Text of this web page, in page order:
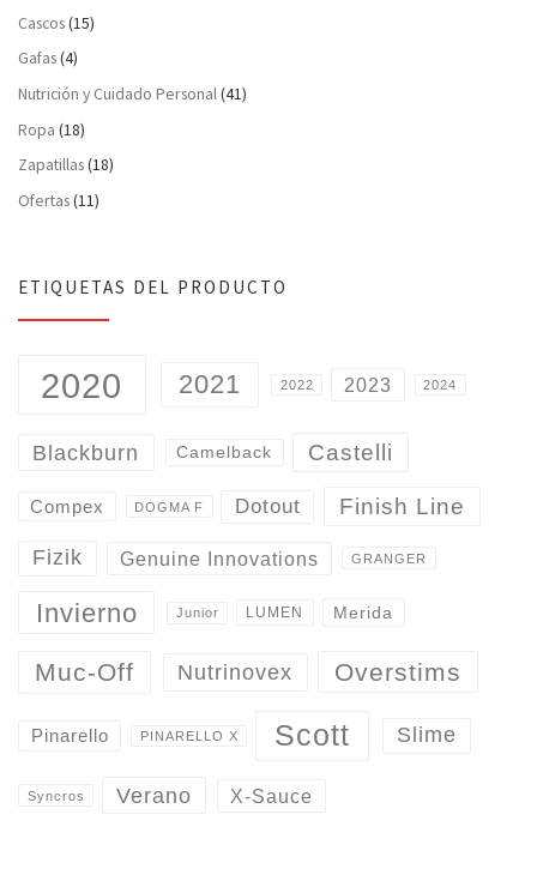
Cascos(15)
Gafas(4)
Nutrición y Cuidado Personal(41)
Ropa (18)
Zapatillas(18)
Ofertas(11)
ETIQUETAS DEL PRODUCTO
2020 2021 2022 2023 2024
Blackburn Camelback Castelli
Compex DOGMA F Dotout Finish Line
Fizik Genuine Innovations GRANGER
Invierno Junior LUMEN Merida
Muc-Off Nutrinovex Overstims
Pinarello PINARELLO X Scott Slime
Syncros Verano X-Sauce